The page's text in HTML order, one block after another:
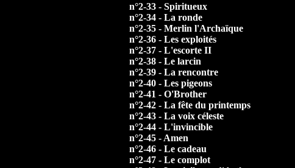
n°2-33 - Spiritueux
n°2-34 - La ronde
n°2-35 - Merlin l'Archaïque
n°2-36 - Les exploités
n°2-37 - L'escorte II
n°2-38 - Le larcin
n°2-39 - La rencontre
n°2-40 - Les pigeons
n°2-41 - O'Brother
n°2-42 - La fête du printemps
n°2-43 - La voix céleste
n°2-44 - L'invincible
n°2-45 - Amen
n°2-46 - Le cadeau
n°2-47 - Le complot